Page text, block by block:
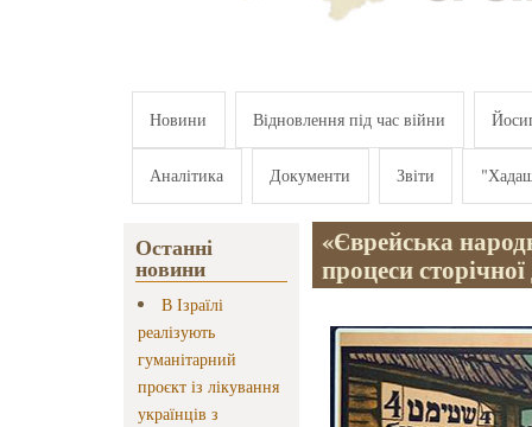
Новини Відновлення під час війни
Аналітика Документи Звіти
Останні
новини
В Ізраїлі
реалізують
гуманітарний
проєкт із лікування
українців з
«Єврейська
процеси